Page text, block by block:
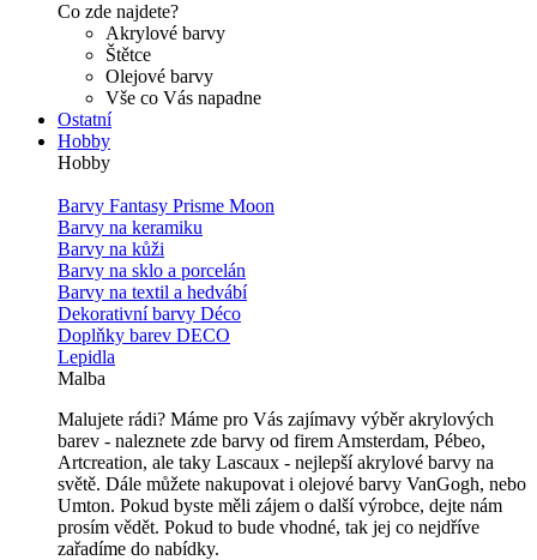
Co zde najdete?
Akrylové barvy
Štětce
Olejové barvy
Vše co Vás napadne
Ostatní
Hobby
Hobby
Barvy Fantasy Prisme Moon
Barvy na keramiku
Barvy na kůži
Barvy na sklo a porcelán
Barvy na textil a hedvábí
Dekorativní barvy Déco
Doplňky barev DECO
Lepidla
Malba
Malujete rádi? Máme pro Vás zajímavy výběr akrylových
barev - naleznete zde barvy od firem Amsterdam, Pébeo,
Artcreation, ale taky Lascaux - nejlepší akrylové barvy na
světě. Dále můžete nakupovat i olejové barvy VanGogh, nebo
Umton. Pokud byste měli zájem o další výrobce, dejte nám
prosím vědět. Pokud to bude vhodné, tak jej co nejdříve
zařadíme do nabídky.